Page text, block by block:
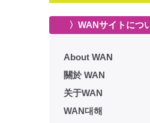
〉WANサイトにつ
About WAN
關於 WAN
关于WAN
WAN대해